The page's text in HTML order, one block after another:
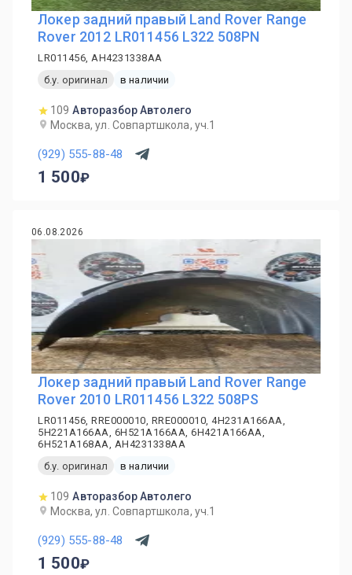
Локер задний правый Land Rover Range
Rover 2012 LR011456 L322 508PN
LR011456, AH4231338AA
б.у. оригинал
в наличии
109 Авторазбор Автолего
Москва, ул. Совпартшкола, уч.1
(929) 555-88-48
1 500
06.08.2026
Локер задний правый Land Rover Range
Rover 2010 LR011456 L322 508PS
LR011456, RRE000010, RRE000010, 4H231A166AA,
5H221A166AA, 6H521A166AA, 6H421A166AA,
6H521A168AA, AH4231338AA
б.у. оригинал
в наличии
109 Авторазбор Автолего
Москва, ул. Совпартшкола, уч.1
(929) 555-88-48
1 500